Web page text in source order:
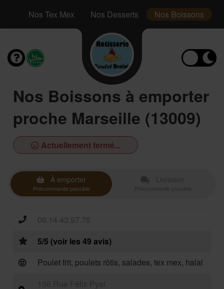
Nos Tex Mex Nos Desserts Nos Boissons
Nos Boissons à emporter
proche Marseille (13009)
Actuellement fermé...
À emporter
Précommande possible
06.14.43.97.76
5/5 (voir les 49 avis)
Poulet frit, poulets rôtis, salades, tex mex, halal